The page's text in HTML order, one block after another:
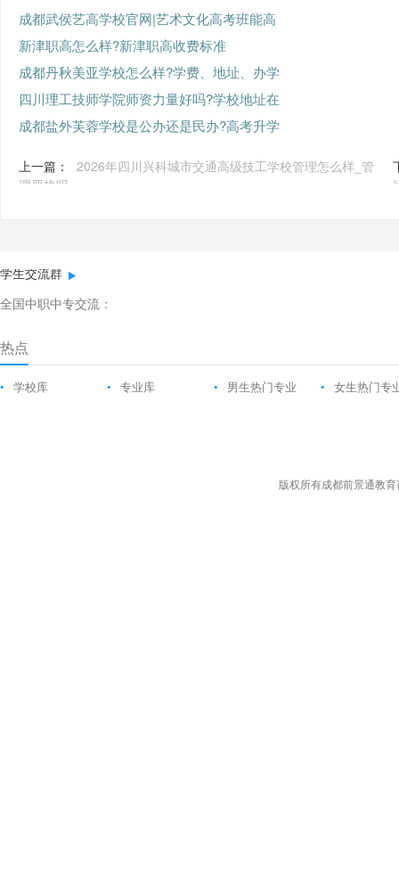
成都武侯艺高学校官网|艺术文化高考班能高
新津职高怎么样?新津职高收费标准
成都丹秋美亚学校怎么样?学费、地址、办学
四川理工技师学院师资力量好吗?学校地址在
成都盐外芙蓉学校是公办还是民办?高考升学
上一篇：
2026年四川兴科城市交通高级技工学校管理怎么样_管
理严格吗
学生交流群
全国中职中专交流：
热点
• 学校库 • 专业库 • 男生热门专业 • 女生热门专
版权所有成都前景通教